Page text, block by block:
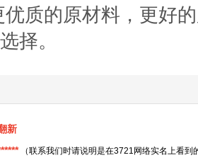
质的原材料，更好
择。
新
（联系我们时请说明是在3721网络实名上看到